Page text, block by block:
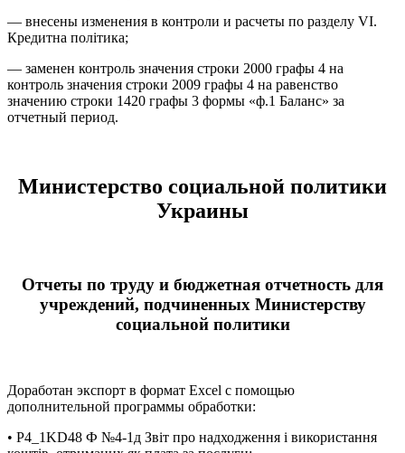
— внесены изменения в контроли и расчеты по разделу VI.
Кредитна політика;
— заменен контроль значения строки 2000 графы 4 на
контроль значения строки 2009 графы 4 на равенство
значению строки 1420 графы 3 формы «ф.1 Баланс» за
отчетный период.
Министерство социальной политики
Украины
Отчеты по труду и бюджетная отчетность для
учреждений, подчиненных Министерству
социальной политики
Доработан экспорт в формат Excel с помощью
дополнительной программы обработки:
• P4_1KD48 Ф №4-1д Звіт про надходження і використання